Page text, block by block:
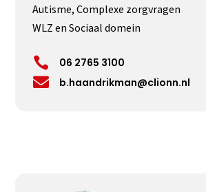
Autisme, Complexe zorgvragen
WLZ en Sociaal domein
 06 2765 3100
 b.haandrikman@clionn.nl